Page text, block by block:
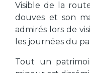
Visible de la
douves et son
admirés lors de
les journées du
Tout un